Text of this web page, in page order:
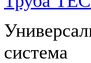
система